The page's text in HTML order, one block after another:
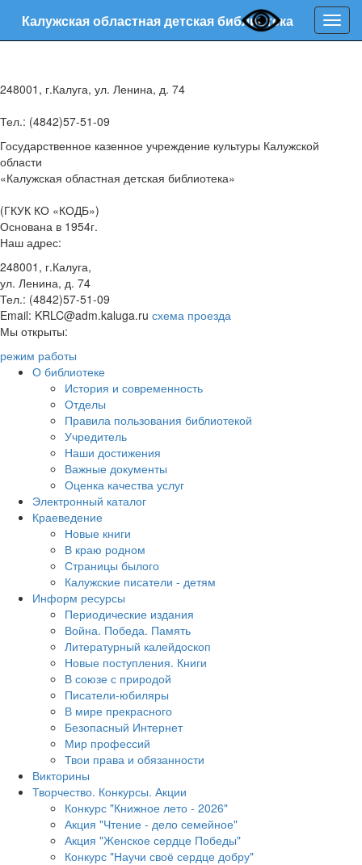
Калужская областная детская библиотека
248001, г.Калуга, ул. Ленина, д. 74
Тел.: (4842)57-51-09
Государственное казенное учреждение культуры Калужской
области
«Калужская областная детская библиотека»
(ГКУК КО «КОДБ»)
Основана в 1954г.
Наш адрес:
248001, г.Калуга,
ул. Ленина, д. 74
Тел.: (4842)57-51-09
Email: KRLC@adm.kaluga.ru схема проезда
Мы открыты:
режим работы
О библиотеке
История и современность
Отделы
Правила пользования библиотекой
Учредитель
Наши достижения
Важные документы
Оценка качества услуг
Электронный каталог
Краеведение
Новые книги
В краю родном
Страницы былого
Калужские писатели - детям
Информ ресурсы
Периодические издания
Война. Победа. Память
Литературный калейдоскоп
Новые поступления. Книги
В союзе с природой
Писатели-юбиляры
В мире прекрасного
Безопасный Интернет
Мир профессий
Твои права и обязанности
Викторины
Творчество. Конкурсы. Акции
Конкурс "Книжное лето - 2026"
Акция "Чтение - дело семейное"
Акция "Женское сердце Победы"
Конкурс "Научи своё сердце добру"